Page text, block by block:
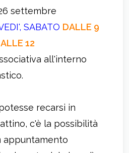
settembre
SABATO DALLE 9
ALLE 12
all'interno
recarsi in
c'è la possibilità
appuntamento